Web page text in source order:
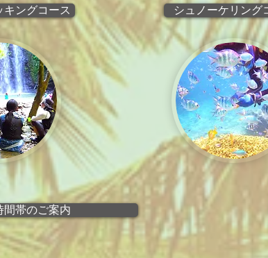
ングコース シュノーケリング
間帯のご案内